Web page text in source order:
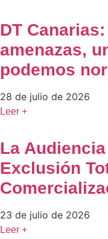
DT
amenazas,
podemos
28 de julio de 2026
Leer +
La
Exclusión
23 de julio de 2026
Leer +